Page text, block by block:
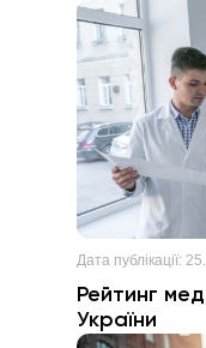
Дія.Бізнес.
офіційних
мережах.
Дата публікації:
Рейтинг
України